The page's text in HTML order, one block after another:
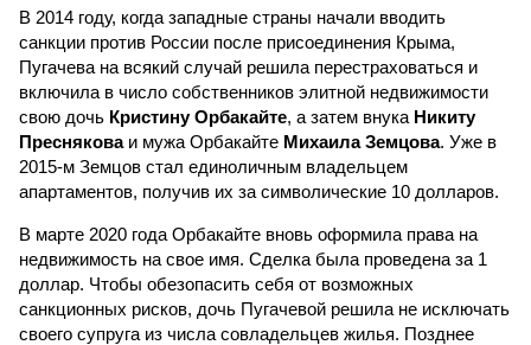
В 2014 году, когда западные страны начали вводить
санкции против России после присоединения Крыма,
Пугачева на всякий случай решила перестраховаться и
включила в число собственников элитной недвижимости
свою дочь Кристину Орбакайте, а затем внука Никиту
Пресняковаи мужа Орбакайте Михаила Земцова. Уже в
2015-м Земцов стал единоличным владельцем
апартаментов, получив их за символические 10 долларов.
В марте 2020 года Орбакайте вновь оформила права на
недвижимость на свое имя. Сделка была проведена за 1
доллар. Чтобы обезопасить себя от возможных
санкционных рисков, дочь Пугачевой решила не исключать
своего супруга из числа совладельцев жилья. Позднее